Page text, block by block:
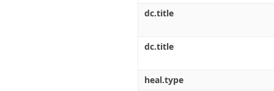
dc.title
dc.title
heal.type